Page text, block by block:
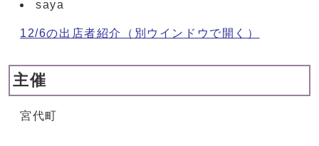
saya
12/6の出店者紹介 （別ウインドウで開く）
主催
宮代町